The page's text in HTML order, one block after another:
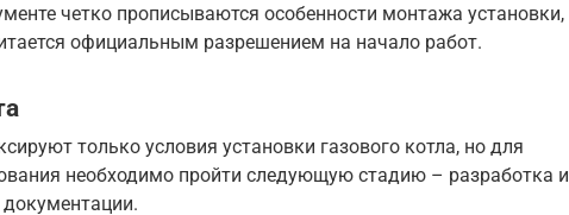
четко прописываются особенности монтажа установки,
официальным разрешением на начало работ.
только условия установки газового котла, но для
необходимо пройти следующую стадию – разработка и
документации.